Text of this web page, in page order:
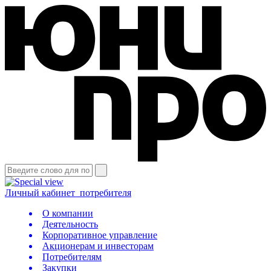
Личный кабинет потребителя
О компании
Деятельность
Корпоративное управление
Акционерам и инвесторам
Потребителям
Закупки